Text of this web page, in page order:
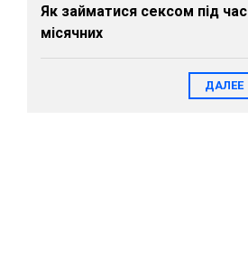
Як займатися сексом під час
місячних
ДАЛЕЕ